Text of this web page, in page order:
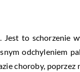
Jest to schorzenie
odchyleniem
choroby,